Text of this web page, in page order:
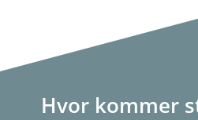
Hvor kommer